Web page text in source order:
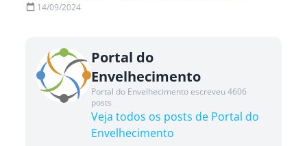
14/09/2024
Portal do
Envelhecimento
Portal do Envelhecimento escreveu 4606
posts
Veja todos os posts de Portal do
Envelhecimento